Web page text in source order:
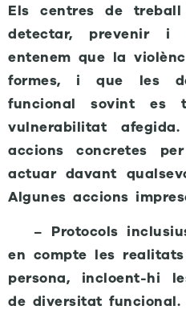
Els centres de
detectar, prevenir
entenem que la
formes, i que les
funcional sovint es
vulnerabilitat
accions concretes
actuar davant
Algunes accions
– Protocols
en compte les
persona, incloent-hi
de diversitat funcional.